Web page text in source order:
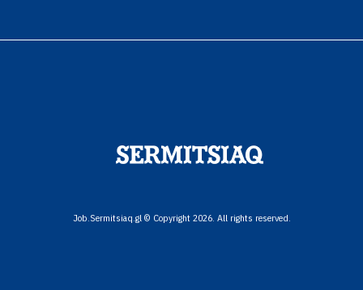
Job.Sermitsiaq.gl © Copyright 2026. All rights reserved.